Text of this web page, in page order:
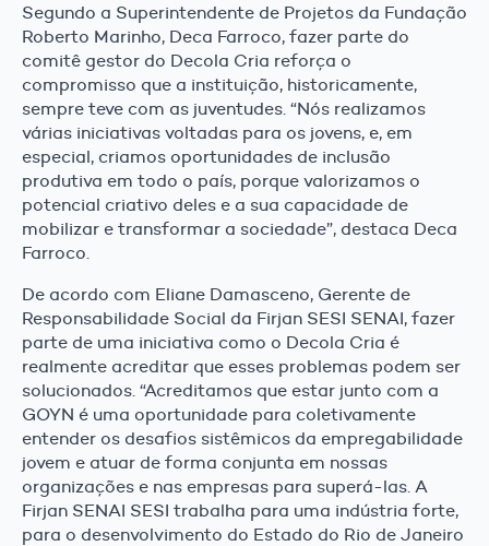
Segundo a Superintendente de Projetos da Fundação
Roberto Marinho, Deca Farroco, fazer parte do
comitê gestor do Decola Cria reforça o
compromisso que a instituição, historicamente,
sempre teve com as juventudes. “Nós realizamos
várias iniciativas voltadas para os jovens, e, em
especial, criamos oportunidades de inclusão
produtiva em todo o país, porque valorizamos o
potencial criativo deles e a sua capacidade de
mobilizar e transformar a sociedade”, destaca Deca
Farroco.
De acordo com Eliane Damasceno, Gerente de
Responsabilidade Social da Firjan SESI SENAI, fazer
parte de uma iniciativa como o Decola Cria é
realmente acreditar que esses problemas podem ser
solucionados. “Acreditamos que estar junto com a
GOYN é uma oportunidade para coletivamente
entender os desafios sistêmicos da empregabilidade
jovem e atuar de forma conjunta em nossas
organizações e nas empresas para superá-las. A
Firjan SENAI SESI trabalha para uma indústria forte,
para o desenvolvimento do Estado do Rio de Janeiro